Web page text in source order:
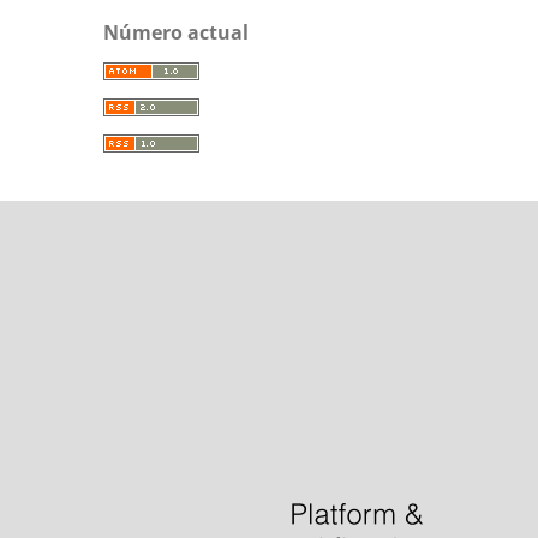
Número actual